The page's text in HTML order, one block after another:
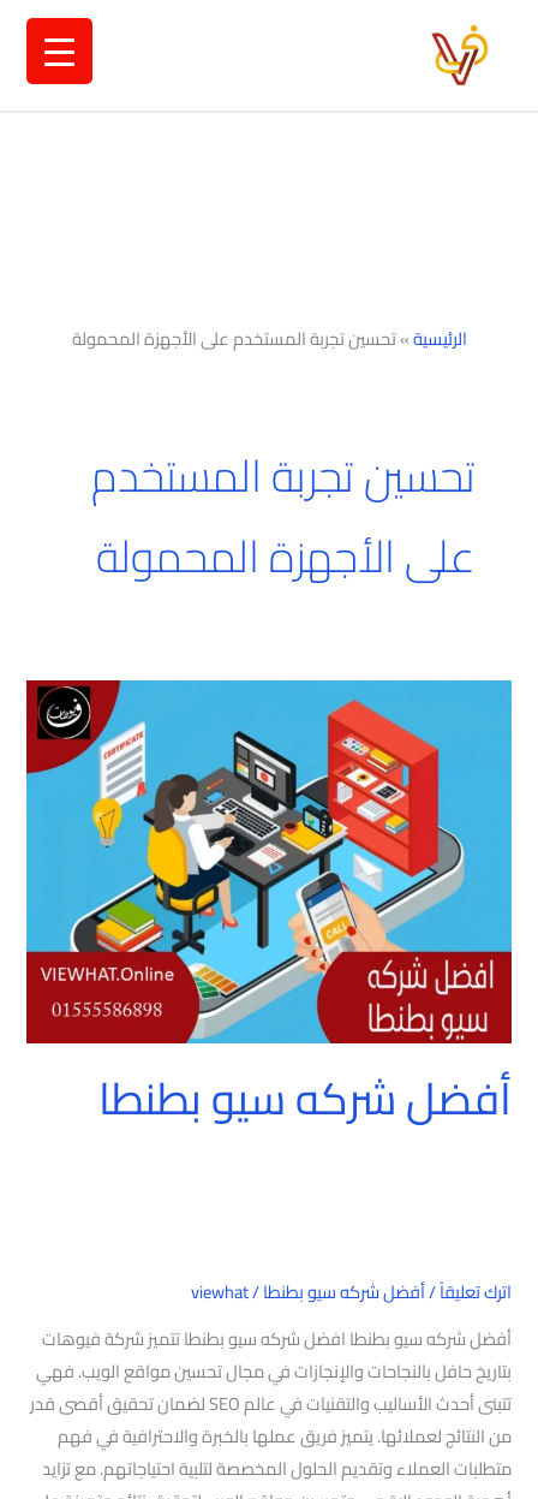
الرئيسية»تحسين تجربة المستخدم على الأجهزة المحمولة
تحسين تجربة المستخدم
على الأجهزة المحمولة
أفضل شركه سيو بطنطا
اترك تعليقاً/أفضل شركه سيو بطنطا/
viewhat
أفضل شركه سيو بطنطا افضل شركه سيو بطنطا تتميز شركة فيوهات
بتاريخ حافل بالنجاحات والإنجازات في مجال تحسين مواقع الويب. فهي
تتبنى أحدث الأساليب والتقنيات في عالم SEO لضمان تحقيق أقصى قدر
من النتائج لعملائها. يتميز فريق عملها بالخبرة والاحترافية في فهم
متطلبات العملاء وتقديم الحلول المخصصة لتلبية احتياجاتهم. مع تزايد